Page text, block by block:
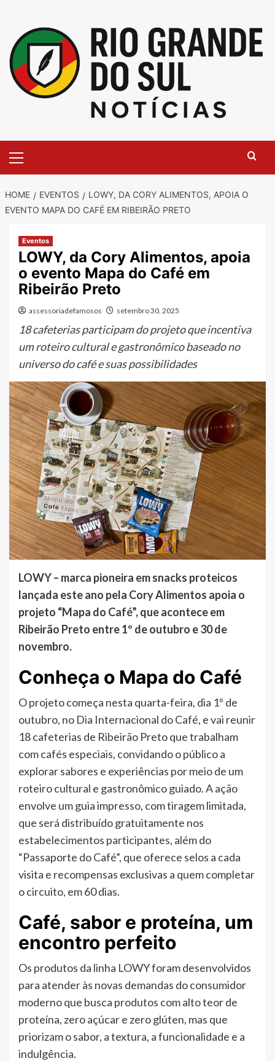
content
Menu
HOME EVENTOS
LOWY, DA CORY ALIMENTOS, APOIA O
EVENTO MAPA DO CAFÉ EM RIBEIRÃO PRETO
Eventos
LOWY, da Cory Alimentos, apoia
o evento Mapa do Café em
Ribeirão Preto
assessoriadefamosos setembro 30, 2025
18 cafeterias participam do projeto que incentiva
um roteiro cultural e gastronômico baseado no
universo do café e suas possibilidades
LOWY – marca pioneira em snacks proteicos
lançada este ano pela Cory Alimentos apoia o
projeto “Mapa do Café”, que acontece em
Ribeirão Preto entre 1º de outubro e 30 de
novembro.
Conheça o Mapa do Café
O projeto começa nesta quarta-feira, dia 1º de
outubro, no Dia Internacional do Café, e vai reunir
18 cafeterias de Ribeirão Preto que trabalham
com cafés especiais, convidando o público a
explorar sabores e experiências por meio de um
roteiro cultural e gastronômico guiado. A ação
envolve um guia impresso, com tiragem limitada,
que será distribuído gratuitamente nos
estabelecimentos participantes, além do
“Passaporte do Café”, que oferece selos a cada
visita e recompensas exclusivas a quem completar
o circuito, em 60 dias.
Café, sabor e proteína, um
encontro perfeito
Os produtos da linha LOWY foram desenvolvidos
para atender às novas demandas do consumidor
moderno que busca produtos com alto teor de
proteína, zero açúcar e zero glúten, mas que
priorizam o sabor, a textura, a funcionalidade e a
indulgência.